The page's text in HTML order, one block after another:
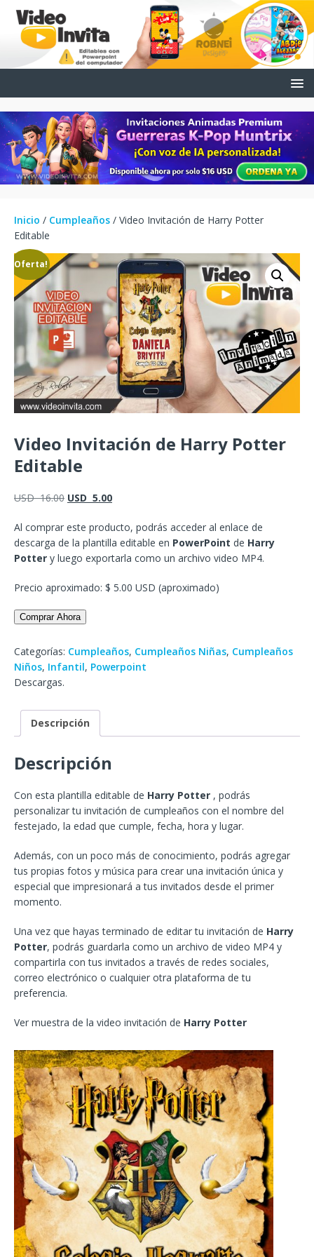
Inicio / Cumpleaños / Video Invitación de Harry Potter
Editable
¡Oferta!
Video Invitación de Harry Potter
Editable
USD16.00 USD 5.00
Al comprar este producto, podrás acceder al enlace de
descarga de la plantilla editable en PowerPoint de Harry
Potter y luego exportarla como un archivo video MP4.
Precio aproximado: $ 5.00 USD (aproximado)
Comprar Ahora
Categorías: Cumpleaños, Cumpleaños Niñas, Cumpleaños
Niños, Infantil, Powerpoint
Descargas.
Descripción
Descripción
Con esta plantilla editable de Harry Potter , podrás
personalizar tu invitación de cumpleaños con el nombre del
festejado, la edad que cumple, fecha, hora y lugar.
Además, con un poco más de conocimiento, podrás agregar
tus propias fotos y música para crear una invitación única y
especial que impresionará a tus invitados desde el primer
momento.
Una vez que hayas terminado de editar tu invitación de Harry
Potter, podrás guardarla como un archivo de video MP4 y
compartirla con tus invitados a través de redes sociales,
correo electrónico o cualquier otra plataforma de tu
preferencia.
Ver muestra de la video invitación de Harry Potter